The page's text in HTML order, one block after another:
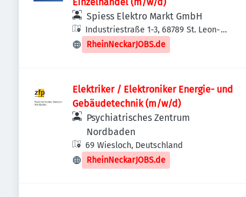
Spiess Elektro Markt GmbH
Industriestraße 1-3, 68789 St. Leon-
Rot, Deutschland
RheinNeckarJOBS.de
Elektriker / Elektroniker Energie- und
Gebäudetechnik (m/w/d)
Psychiatrisches Zentrum
Nordbaden
69 Wiesloch, Deutschland
RheinNeckarJOBS.de